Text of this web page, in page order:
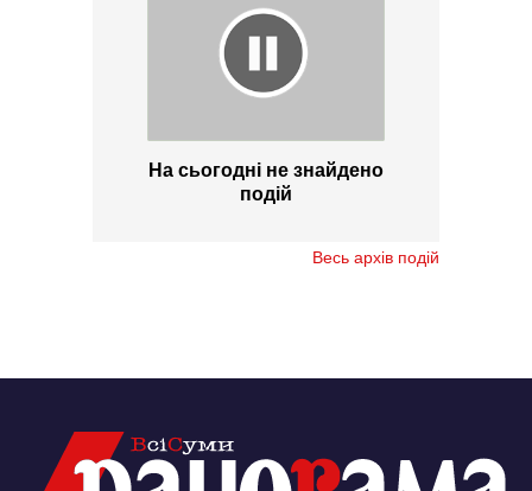
На сьогодні не знайдено
подій
Весь архів подій